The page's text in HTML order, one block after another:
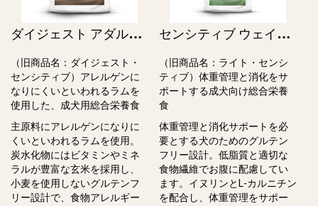
ダ
イジェスト アダルト / Hypoallergenic Digest Adult（旧ダイジェスト・センシティブ）
（旧商品名：ダイジェスト・
センシティブ）アレルゲンに
なりにくいといわれるラムを
使用した、成犬⽤総合栄養⾷
主原料にアレルゲンになりに
くいといわれるラムを使用。
炭⽔化物にはビタミンやミネ
ラルが豊富な⽞⽶を採⽤し、
⼩⻨を使⽤しないグルテンフ
リー設計で、⾷物アレルギー
セ
ンシティブ ウェイトマネジメント アダルト / Sensitive Weight Management Adult（旧ライト・センシティブ）
（旧商品名：ライト・センシ
ティブ）体重管理と消化をサ
ポートする成犬向け総合栄養
⾷
体重管理と消化サポートを必
要とする犬のためのグルテン
フリー設計。低脂質と適切な
⾷物繊維でお腹に配慮してい
ます。イヌリンとL-カルニチン
を配合し、体重管理をサポー